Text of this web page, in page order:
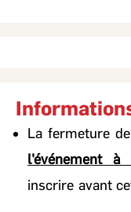
Mobiliser les
Intégrer la
La fermeture
l'événement à
inscrire avant